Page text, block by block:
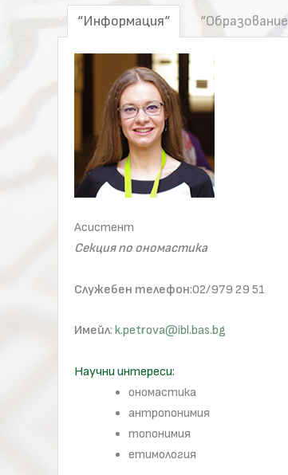
“Информация“ “Образование
Асистент
Секция по ономастика
Служебен телефон:02/979 29 51
Имейл: k.petrova@ibl.bas.bg
Научни интереси:
ономастика
антропонимия
топонимия
етимология